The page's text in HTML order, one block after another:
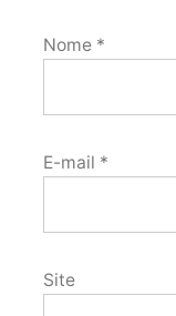
Nome *
E-mail *
Site